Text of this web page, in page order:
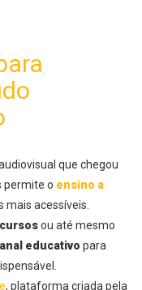
que chegou
permite o ensino a
mais acessíveis.
cursosou até mesmo
educativo para
, plataforma criada pela